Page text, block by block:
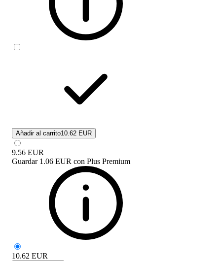
Añadir al carrito10.62 EUR
9.56 EUR
Guardar 1.06 EUR con Plus Premium
10.62 EUR